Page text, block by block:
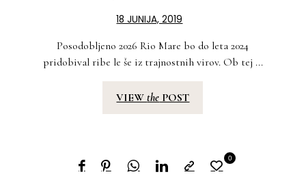
18 JUNIJA, 2019
Posodobljeno 2026 Rio Mare bo do leta 2024
pridobival ribe le še iz trajnostnih virov. Ob tej ...
VIEWthe POST
0